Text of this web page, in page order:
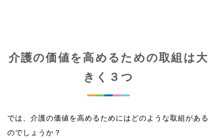
介護の価値を高めるための取組は大
きく３つ
では、介護の価値を高めるためにはどのような取組がある
のでしょうか？